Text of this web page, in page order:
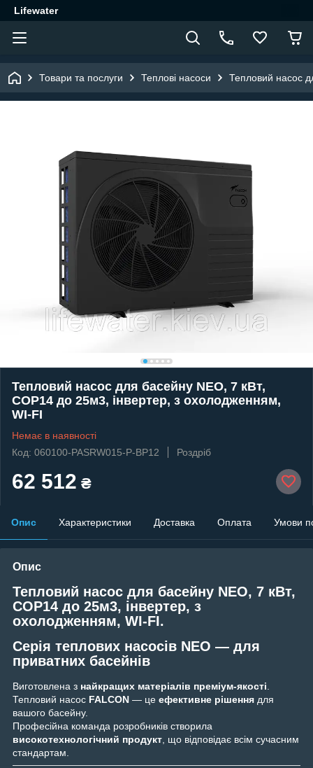
Lifewater
Товари та послуги Теплові насоси Тепловий насос
Тепловий насос для басейну NEO, 7 кВт,
СОР14 до 25м3, інвертер, з охолодженням,
WI-FI
Немає в наявності
Код: 060100-PASRW015-P-BP12
Роздріб
62 512 ₴
Опис Характеристики Доставка Оплата Умови
Опис
Тепловий насос для басейну NEO, 7 кВт,
СОР14 до 25м3, інвертер, з
охолодженням, WI-FI.
Серія теплових насосів NEO — для
приватних басейнів
Виготовлена з найкращих матеріалів преміум-якості
Тепловий насос FALCON — це ефективне рішення для
вашого басейну.
Професійна команда розробників створила
високотехнологічний продукт , що відповідає всім сучасним
стандартам.